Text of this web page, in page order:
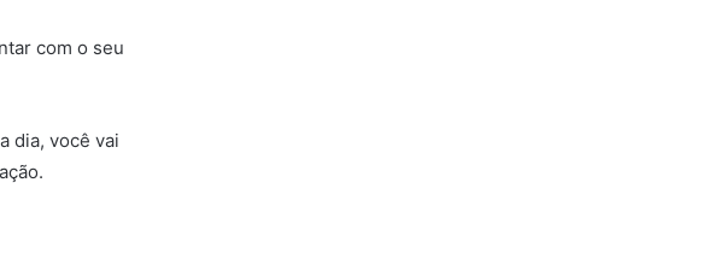
com o seu
dia, você vai